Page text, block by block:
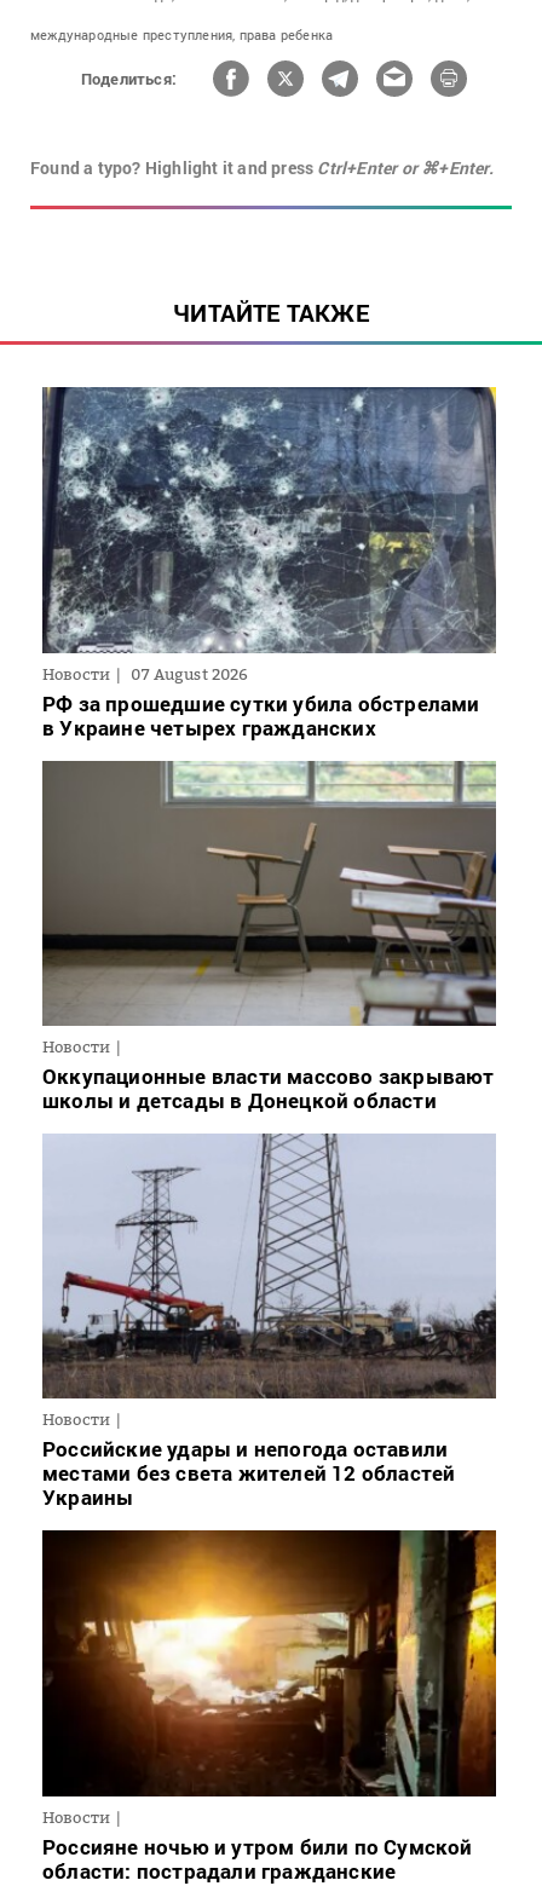
международные преступления, права ребенка
Поделиться:
Found a typo? Highlight it and press Ctrl+Enter or ⌘+Enter.
ЧИТАЙТЕ ТАКЖЕ
Новости 07 August 2026
РФ за прошедшие сутки убила обстрелами
в Украине четырех гражданских
Новости
Оккупационные власти массово закрывают
школы и детсады в Донецкой области
Новости
Российские удары и непогода оставили
местами без света жителей 12 областей
Украины
Новости
Россияне ночью и утром били по Сумской
области: пострадали гражданские